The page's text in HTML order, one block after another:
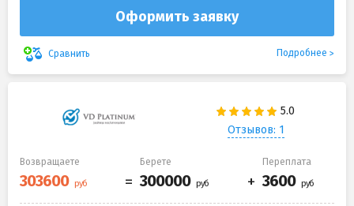
Оформить заявку
Сравнить Подробнее
Отзывов: 1
Возвращаете Берете Переплата